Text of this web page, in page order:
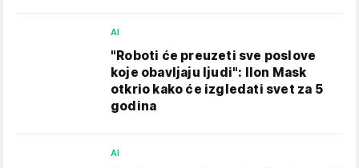
AI
"Roboti će preuzeti sve poslove
koje obavljaju ljudi": Ilon Mask
otkrio kako će izgledati svet za 5
godina
AI